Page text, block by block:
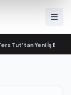
Yeni İş Birliği: